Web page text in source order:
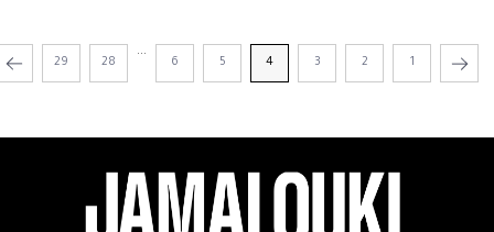
1
2
3
4
5
6
...
28
29